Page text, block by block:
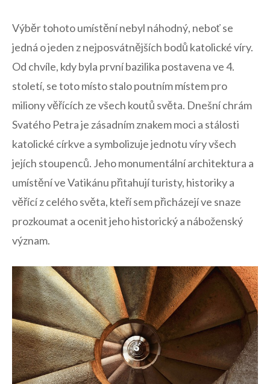
Výběr‍ tohoto umístění nebyl náhodný, neboť se⁣
jedná o jeden z nejposvátnějších bodů⁢ katolické víry.
Od chvíle, kdy⁤ byla první bazilika‌ postavena ve⁢ 4.
století, se toto místo stalo ⁣poutním ⁤místem​ pro
miliony věřících ze ⁤všech koutů ⁢světa.‍ Dnešní chrám
Svatého Petra je zásadním ‍znakem ⁤moci a stálosti
katolické⁣ církve ‌a ‌symbolizuje jednotu víry všech
jejích stoupenců. ‍Jeho monumentální ‌architektura a
umístění ve‍ Vatikánu přitahují turisty, historiky ⁢a
věřící‌ z⁢ celého světa, kteří sem přicházejí ​ve snaze
prozkoumat ⁣a ocenit jeho historický ⁣a náboženský
význam.